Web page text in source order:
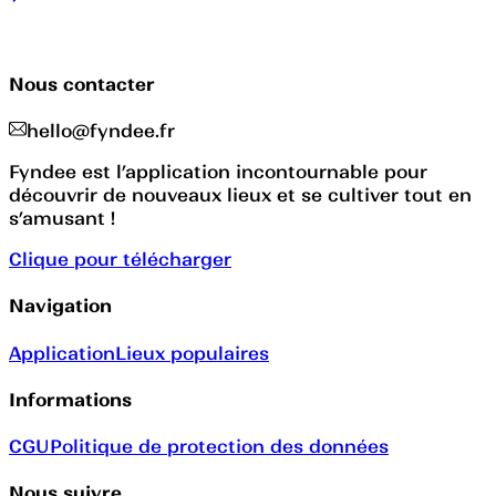
Nous contacter
hello@fyndee.fr
Fyndee est l’application incontournable pour
découvrir de nouveaux lieux et se cultiver tout en
s’amusant !
Clique pour télécharger
Navigation
ApplicationLieux populaires
Informations
CGUPolitique de protection des données